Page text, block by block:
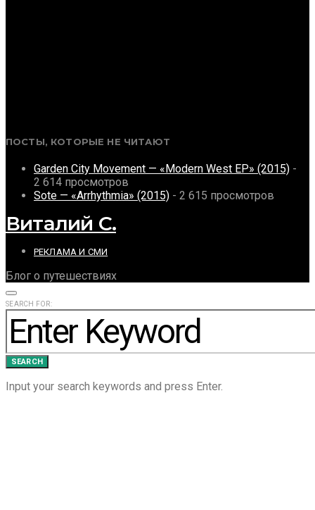
ПОСТЫ, КОТОРЫЕ НЕ ЧИТАЮТ
Garden City Movement — «Modern West EP» (2015) -
2 614 просмотров
Sote — «Arrhythmia» (2015) - 2 615 просмотров
Виталий С.
РЕКЛАМА И СМИ
Блог о путешествиях
SEARCH FOR:
SEARCH
Input your search keywords and press Enter.